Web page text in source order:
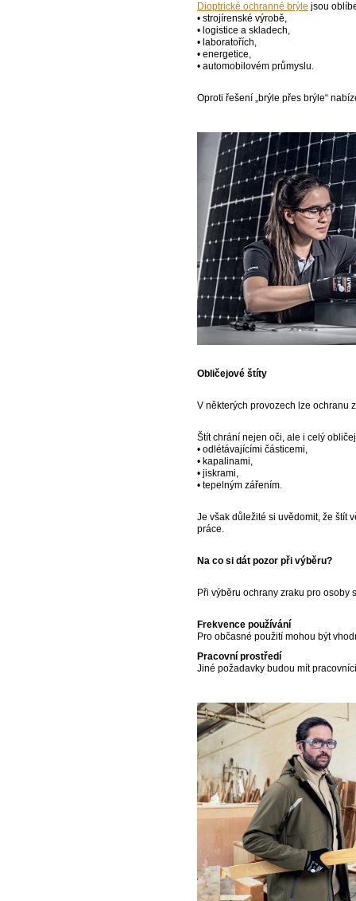
Dioptrické ochranné brýle jsou
• strojírenské výrobě,
• logistice a skladech,
• laboratořích,
• energetice,
• automobilovém průmyslu.
Oproti řešení „brýle přes brýle“
Obličejové štíty
V některých provozech lze ochranu
Štít chrání nejen oči, ale i celý
• odlétávajícími částicemi,
• kapalinami,
• jiskrami,
• tepelným zářením.
Je však důležité si uvědomit, že štít
práce.
Na co si dát pozor při výběru?
Při výběru ochrany zraku pro
Frekvence používání
Pro občasné použití mohou být
Pracovní prostředí
Jiné požadavky budou mít